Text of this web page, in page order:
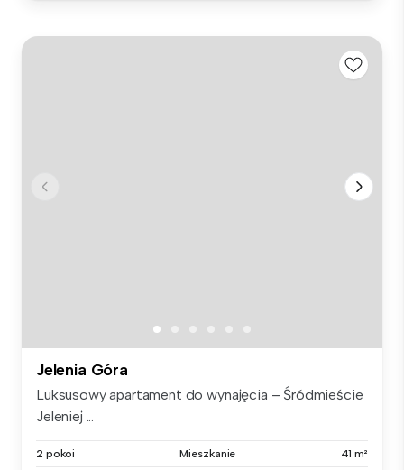
Jelenia Góra
Luksusowy apartament do wynajęcia – Śródmieście
Jeleniej ...
2 pokoi Mieszkanie 41 m²